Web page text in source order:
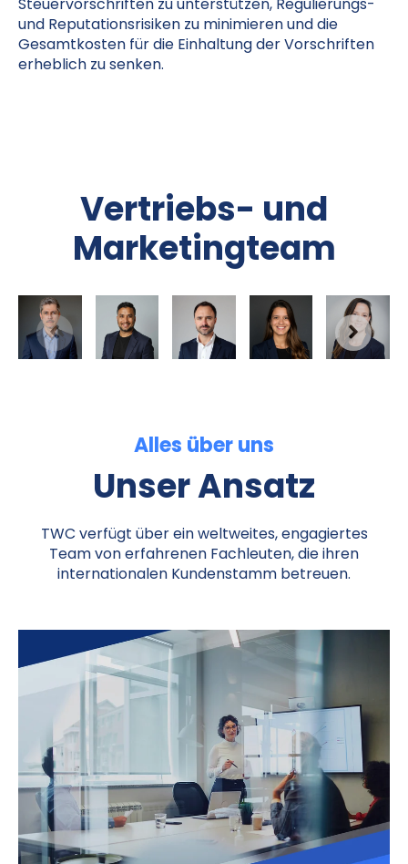
Steuervorschriften zu unterstützen, Regulierungs-
und Reputationsrisiken zu minimieren und die
Gesamtkosten für die Einhaltung der Vorschriften
erheblich zu senken.
Vertriebs- und
Marketingteam
Alles über uns
Unser Ansatz
TWC verfügt über ein weltweites, engagiertes
Team von erfahrenen Fachleuten, die ihren
internationalen Kundenstamm betreuen.